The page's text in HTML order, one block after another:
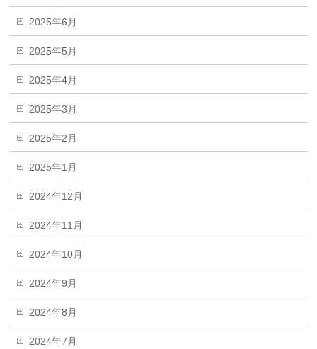
2025年6月
2025年5月
2025年4月
2025年3月
2025年2月
2025年1月
2024年12月
2024年11月
2024年10月
2024年9月
2024年8月
2024年7月